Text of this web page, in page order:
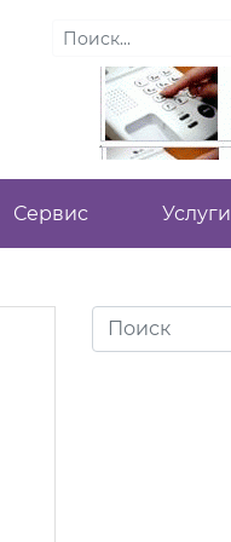
Сервис Услуги